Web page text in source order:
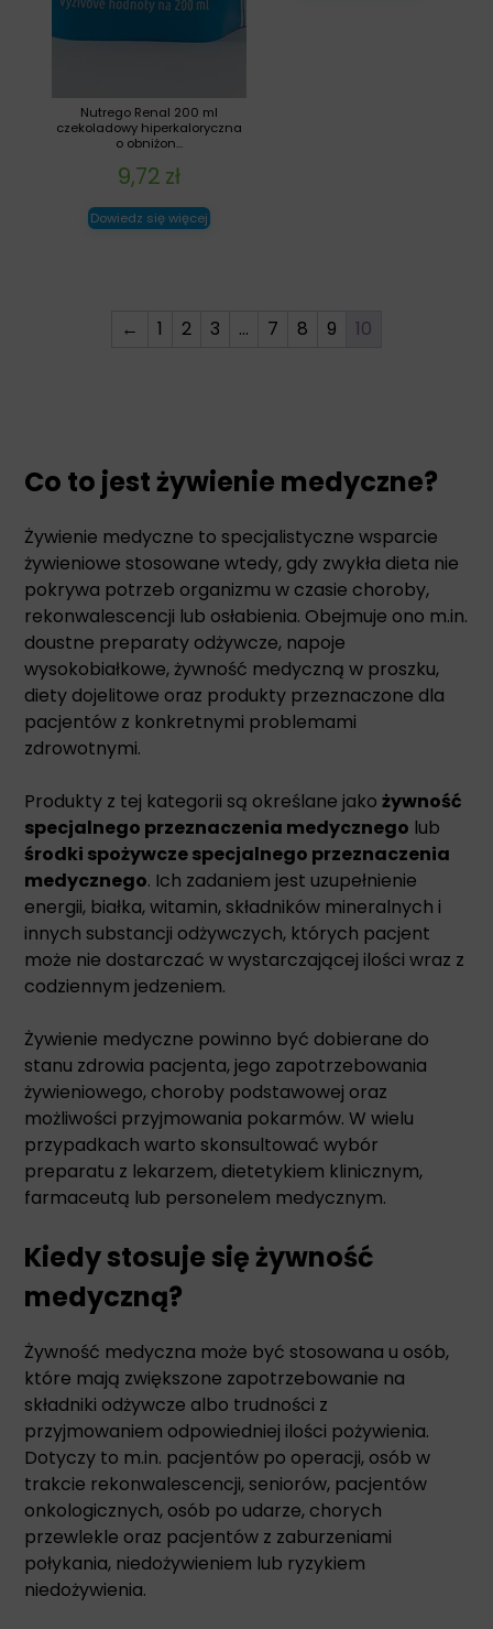
Nutrego Renal 200 ml
czekoladowy hiperkaloryczna
o obniżon...
9,72 zł
Dowiedz się więcej
← 1 2 3 … 7 8 9 10
Co to jest żywienie medyczne?
Żywienie medyczne to specjalistyczne wsparcie
żywieniowe stosowane wtedy, gdy zwykła dieta nie
pokrywa potrzeb organizmu w czasie choroby,
rekonwalescencji lub osłabienia. Obejmuje ono m.in.
doustne preparaty odżywcze, napoje
wysokobiałkowe, żywność medyczną w proszku,
diety dojelitowe oraz produkty przeznaczone dla
pacjentów z konkretnymi problemami
zdrowotnymi.
Produkty z tej kategorii są określane jakożywność
specjalnego przeznaczenia medycznego lub
środki spożywcze specjalnego przeznaczenia
medycznego. Ich zadaniem jest uzupełnienie
energii, białka, witamin, składników mineralnych i
innych substancji odżywczych, których pacjent
może nie dostarczać w wystarczającej ilości wraz z
codziennym jedzeniem.
Żywienie medyczne powinno być dobierane do
stanu zdrowia pacjenta, jego zapotrzebowania
żywieniowego, choroby podstawowej oraz
możliwości przyjmowania pokarmów. W wielu
przypadkach warto skonsultować wybór
preparatu z lekarzem, dietetykiem klinicznym,
farmaceutą lub personelem medycznym.
Kiedy stosuje się żywność
medyczną?
Żywność medyczna może być stosowana u osób,
które mają zwiększone zapotrzebowanie na
składniki odżywcze albo trudności z
przyjmowaniem odpowiedniej ilości pożywienia.
Dotyczy to m.in. pacjentów po operacji, osób w
trakcie rekonwalescencji, seniorów, pacjentów
onkologicznych, osób po udarze, chorych
przewlekle oraz pacjentów z zaburzeniami
połykania, niedożywieniem lub ryzykiem
niedożywienia.